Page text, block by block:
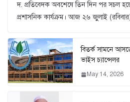
দ. প্রতিবেদক অবশেষে তিন দিন পর সচল
প্রশাসনিক কার্যক্রম। আজ ২৬ জুুলাই
বিতর্ক সামনে
ভাইস চ্যান্সেলর
May 14, 2026